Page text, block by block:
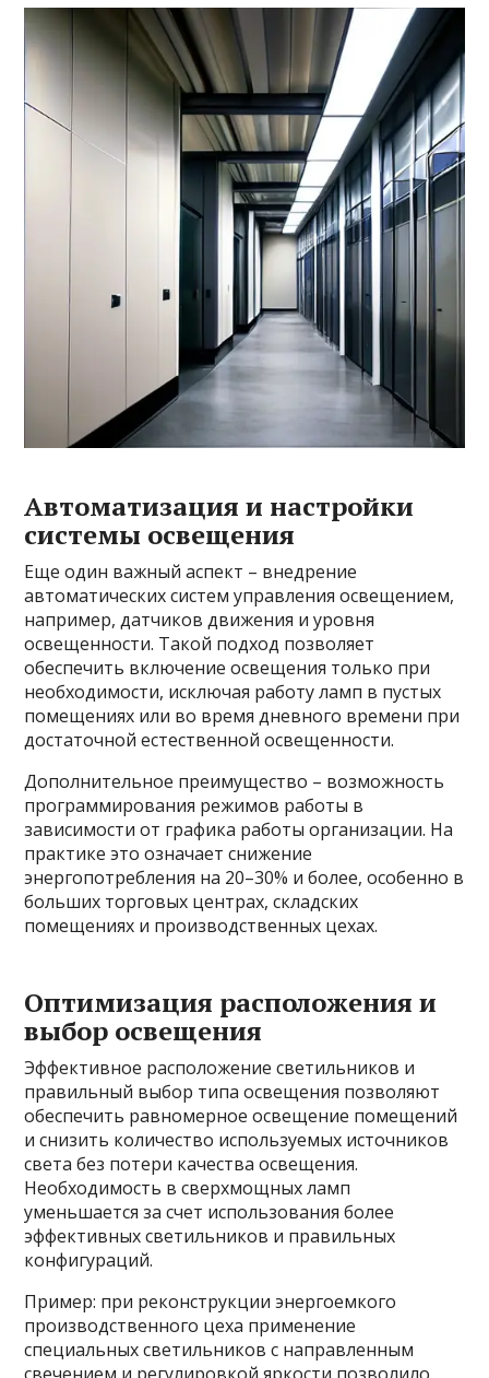
Автоматизация и настройки
системы освещения
Еще один важный аспект – внедрение
автоматических систем управления освещением,
например, датчиков движения и уровня
освещенности. Такой подход позволяет
обеспечить включение освещения только при
необходимости, исключая работу ламп в пустых
помещениях или во время дневного времени при
достаточной естественной освещенности.
Дополнительное преимущество – возможность
программирования режимов работы в
зависимости от графика работы организации. На
практике это означает снижение
энергопотребления на 20–30% и более, особенно в
больших торговых центрах, складских
помещениях и производственных цехах.
Оптимизация расположения и
выбор освещения
Эффективное расположение светильников и
правильный выбор типа освещения позволяют
обеспечить равномерное освещение помещений
и снизить количество используемых источников
света без потери качества освещения.
Необходимость в сверхмощных ламп
уменьшается за счет использования более
эффективных светильников и правильных
конфигураций.
Пример: при реконструкции энергоемкого
производственного цеха применение
специальных светильников с направленным